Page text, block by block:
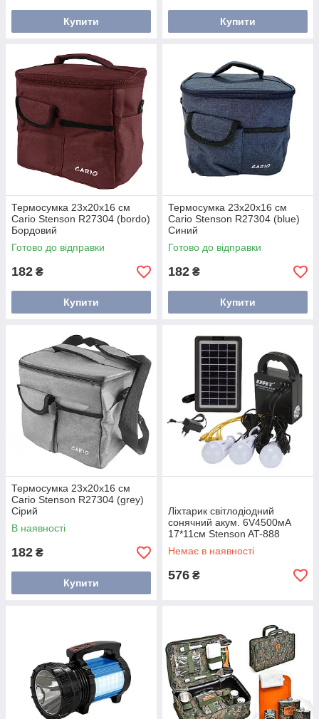
Купити Купити
Термосумка 23х20х16 см
Cario Stenson R27304 (bordo)
Бордовий
Готово до відправки
182 ₴
Купити
Термосумка 23х20х16 см
Cario Stenson R27304 (blue)
Синий
Готово до відправки
182 ₴
Купити
Термосумка 23х20х16 см
Cario Stenson R27304 (grey)
Сірий
В наявності
182 ₴
Купити
Ліхтарик світлодіодний
сонячний акум. 6V4500мА
17*11см Stenson AT-888
Немає в наявності
576 ₴